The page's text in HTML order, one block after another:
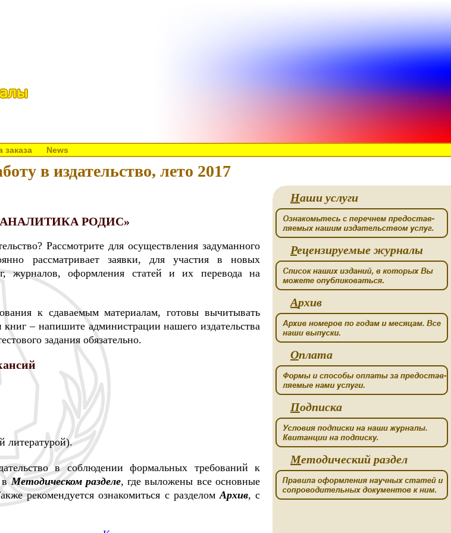
заказа News
в издательство, лето 2017
Наши услуги
Рецензируемые журналы
Архив
Оплата
Подписка
Методический раздел
«АНАЛИТИКА РОДИС»
Рассмотрите для осуществления задуманного
рассматривает заявки, для участия в новых
журналов, оформления статей и их перевода на
к сдаваемым материалам, готовы вычитывать
книг – напишите администрации нашего издательства
задания обязательно.
литературой).
в соблюдении формальных требований к
вМетодическом разделе, где выложены все основные
рекомендуется ознакомиться с разделомАрхив, с